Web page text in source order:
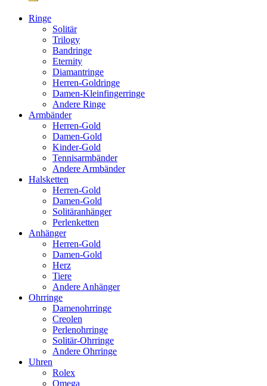
Ringe
Solitär
Trilogy
Bandringe
Eternity
Diamantringe
Herren-Goldringe
Damen-Kleinfingerringe
Andere Ringe
Armbänder
Herren-Gold
Damen-Gold
Kinder-Gold
Tennisarmbänder
Andere Armbänder
Halsketten
Herren-Gold
Damen-Gold
Solitäranhänger
Perlenketten
Anhänger
Herren-Gold
Damen-Gold
Herz
Tiere
Andere Anhänger
Ohrringe
Damenohrringe
Creolen
Perlenohrringe
Solitär-Ohrringe
Andere Ohrringe
Uhren
Rolex
Omega